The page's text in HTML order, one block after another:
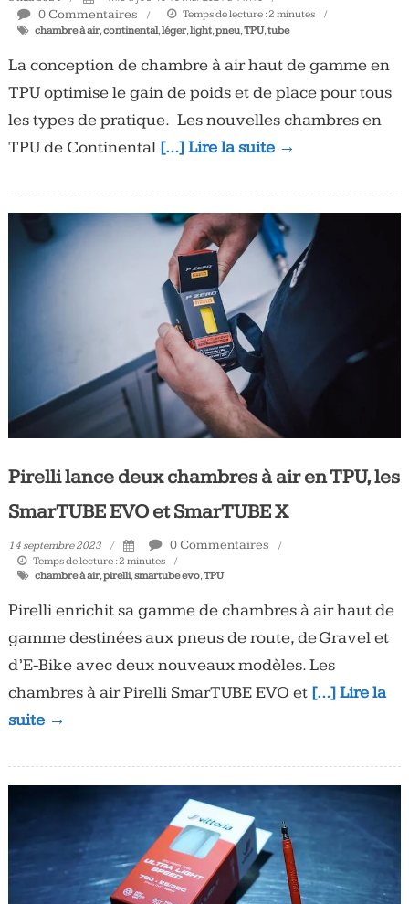
0 Commentaires Temps de lecture :2 minutes
chambre à air,continental,léger,light,pneu,TPU,tube
La conception de chambre à air haut de gamme en
TPU optimise le gain de poids et de place pour tous
les types de pratique. Les nouvelles chambres en
TPU de Continental […] Lire la suite →
Pirelli lance deux chambres à air en TPU, les
SmarTUBE EVO et SmarTUBE X
14 septembre 2023 0 Commentaires
Temps de lecture :2 minutes
chambre à air,pirelli,smartube evo,TPU
Pirelli enrichit sa gamme de chambres à air haut de
gamme destinées aux pneus de route, de Gravel et
d’E-Bike avec deux nouveaux modèles. Les
chambres à air Pirelli SmarTUBE EVO et […] Lire la
suite →